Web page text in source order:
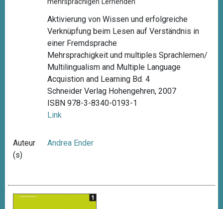
mehrsprachigen Lernenden
Aktivierung von Wissen und erfolgreiche
Verknüpfung beim Lesen auf Verständnis in
einer Fremdsprache
Mehrsprachigkeit und multiples Sprachlernen/
Multilingualism and Multiple Language
Acquistion and Learning Bd. 4
Schneider Verlag Hohengehren, 2007
ISBN 978-3-8340-0193-1
Link
Auteur
(s)
Andrea Ender